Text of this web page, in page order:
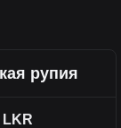
рупия
LKR